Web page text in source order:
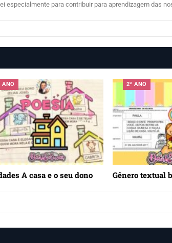
especialmente para contribuir para aprendizagem das
ANO
A casa e o seu dono
2º ANO
Gênero textual